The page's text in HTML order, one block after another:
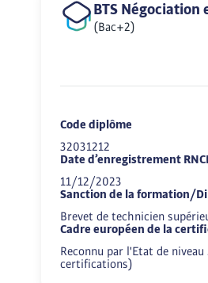
BTS
(Bac+2)
Code diplôme
32031212
Date d’enregistrement
11/12/2023
Sanction de la formation/
Brevet de technicien
Cadre européen de la
Reconnu par l'Etat de niveau
certifications)